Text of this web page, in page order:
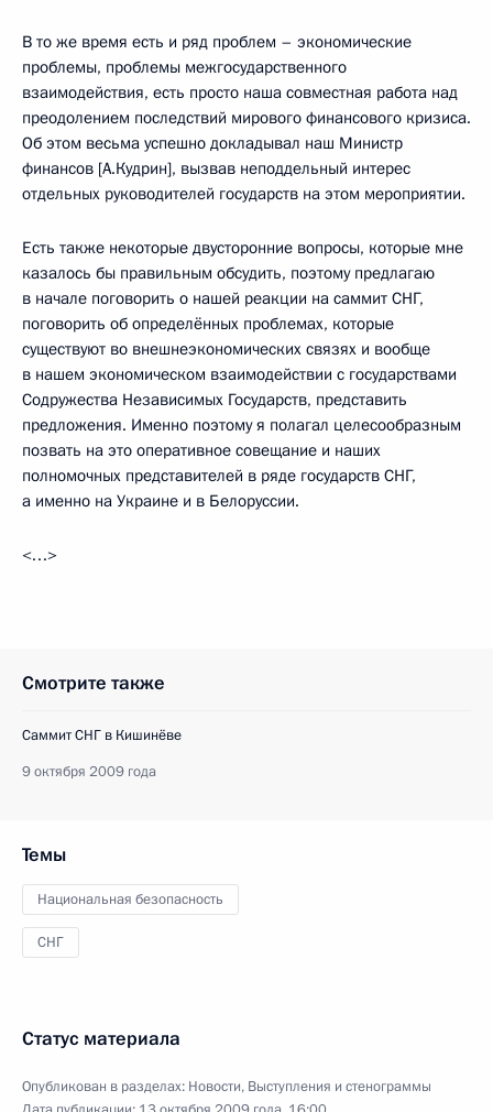
В то же время есть и ряд проблем – экономические
проблемы, проблемы межгосударственного
взаимодействия, есть просто наша совместная работа над
преодолением последствий мирового финансового кризиса.
Об этом весьма успешно докладывал наш Министр
финансов [А.Кудрин], вызвав неподдельный интерес
отдельных руководителей государств на этом мероприятии.
Есть также некоторые двусторонние вопросы, которые мне
казалось бы правильным обсудить, поэтому предлагаю
в начале поговорить о нашей реакции на саммит СНГ,
поговорить об определённых проблемах, которые
существуют во внешнеэкономических связях и вообще
в нашем экономическом взаимодействии с государствами
Содружества Независимых Государств, представить
предложения. Именно поэтому я полагал целесообразным
позвать на это оперативное совещание и наших
полномочных представителей в ряде государств СНГ,
а именно на Украине и в Белоруссии.
<…>
Смотрите также
Саммит СНГ в Кишинёве
9 октября 2009 года
Темы
Национальная безопасность
СНГ
Статус материала
Опубликован в разделах: Новости, Выступления и стенограммы